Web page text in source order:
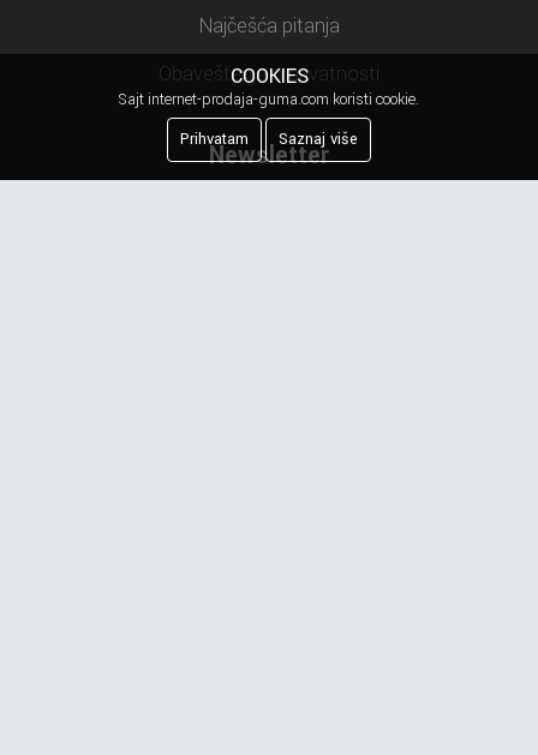
Najčešća pitanja
Obaveštenje o privatnosti
Newsletter
COOKIES
Sajt internet-prodaja-guma.com koristi cookie.
Prihvatam
Saznaj više